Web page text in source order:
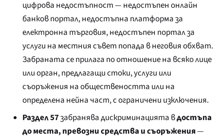
цифрова недостъпност — недостъпен онлайн
банков портал, недостъпна платформа за
електронна търговия, недостъпен портал за
услуги на местния съвет попада в неговия обхват.
Забраната се прилага по отношение на всяко лице
или орган, предлагащи стоки, услуги или
съоръжения на обществеността или на
определена нейна част, с ограничени изключения.
Раздел 57забранява дискриминацията вдостъпа
до места, превозни средства и съоръжения—